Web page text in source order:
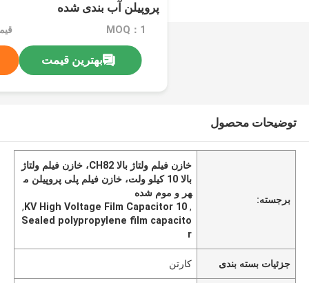
پروپیلن آب بندی شده
MOQ：1
بهترین قیمت
توضیحات محصول
برجسته:
خازن فیلم ولتاژ بالا CH82، خازن فیلم ولتاژ
بالا 10 کیلو ولت، خازن فیلم پلی پروپیلن م
هر و موم شده
,
10 KV High Voltage Film Capacitor
,
Sealed polypropylene film capacito
r
جزئیات بسته بندی کارتن